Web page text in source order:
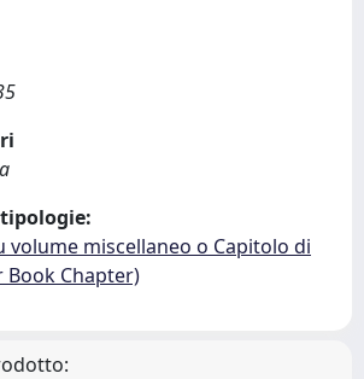
volume miscellaneo o Capitolo di
Book Chapter)